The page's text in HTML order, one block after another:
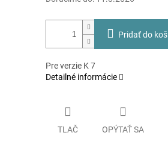
Pridať do
Pre verzie K 7
Detailné informácie
TLAČ OPÝTAŤ SA